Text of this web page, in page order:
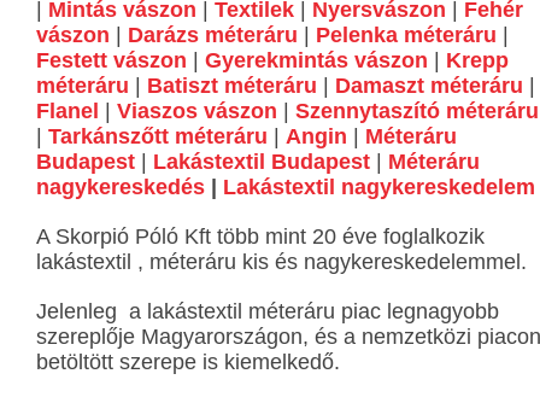
| Mintás vászon | Textilek | Nyersvászon | Fehér
vászon | Darázs méteráru | Pelenka méteráru |
Festett vászon | Gyerekmintás vászon | Krepp
méteráru | Batiszt méteráru | Damaszt méteráru |
Flanel | Viaszos vászon | Szennytaszító méteráru
| Tarkánszőtt méteráru | Angin | Méteráru
Budapest | Lakástextil Budapest | Méteráru
nagykereskedés | Lakástextil nagykereskedelem
A Skorpió Póló Kft több mint 20 éve foglalkozik
lakástextil , méteráru kis és nagykereskedelemmel.
Jelenleg a lakástextil méteráru piac legnagyobb
szereplője Magyarországon, és a nemzetközi piacon
betöltött szerepe is kiemelkedő.